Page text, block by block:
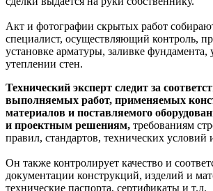
Акт и фотографии скрытых работ
специалист, осуществляющий контроль,
установке арматуры, заливке фундамента,
утеплении стен.
Технический эксперт следит за
выполняемых работ, применяемых
материалов и поставляемого
и проектным решениям, требованиям
правил, стандартов, технических условий
Он также контролирует качество и
документации конструкций, изделий и
технические паспорта, сертификаты и т.д.